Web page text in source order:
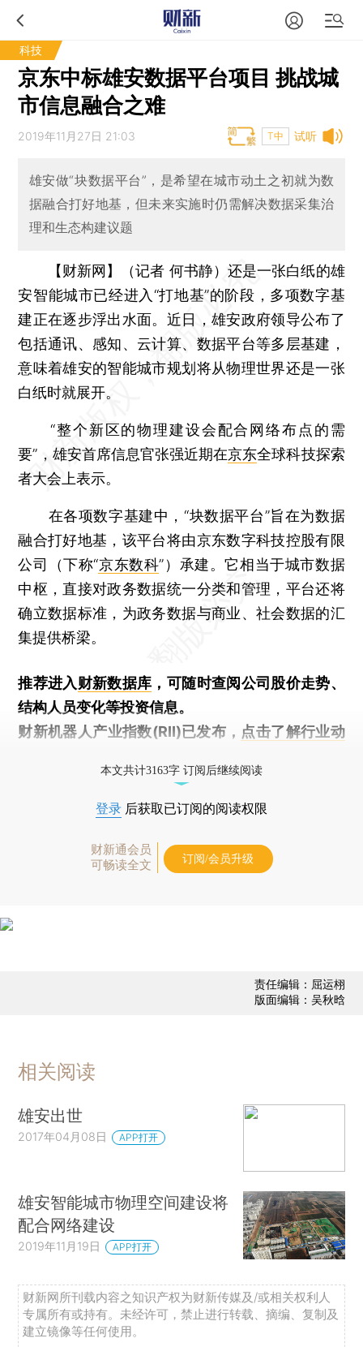
科技
京东中标雄安数据平台项目 挑战城
市信息融合之难
试听
2019年11月27日 21:03 T中
雄安做“块数据平台”，是希望在城市动土之初就为数
据融合打好地基，但未来实施时仍需解决数据采集治
理和生态构建议题
【财新网】（记者 何书静） 还是一张白纸的雄
安智能城市已经进入“打地基”的阶段，多项数字基
建正在逐步浮出水面。近日，雄安政府领导公布了
包括通讯、感知、云计算、数据平台等多层基建，
意味着雄安的智能城市规划将从物理世界还是一张
白纸时就展开。
“整个新区的物理建设会配合网络布点的需
要”，雄安首席信息官张强近期在京东全球科技探索
者大会上表示。
在各项数字基建中，“块数据平台”旨在为数据
融合打好地基，该平台将由京东数字科技控股有限
公司（下称“京东数科”）承建。它相当于城市数据
中枢，直接对政务数据统一分类和管理，平台还将
确立数据标准，为政务数据与商业、社会数据的汇
集提供桥梁。
推荐进入财新数据库 ，可随时查阅公司股价走势、
结构人员变化等投资信息。
财新机器人产业指数(RII)已发布， 点击了解行业动
本文共计3163字 订阅后继续阅读
登录 后获取已订阅的阅读权限
财新通会员
可畅读全文
订阅/会员升级
责任编辑：屈运栩
版面编辑：吴秋晗
相关阅读
雄安出世
2017年04月08日 APP打开
雄安智能城市物理空间建设将
配合网络建设
2019年11月19日 APP打开
财新网所刊载内容之知识产权为财新传媒及/或相关权利人
专属所有或持有。未经许可，禁止进行转载、摘编、复制及
建立镜像等任何使用。